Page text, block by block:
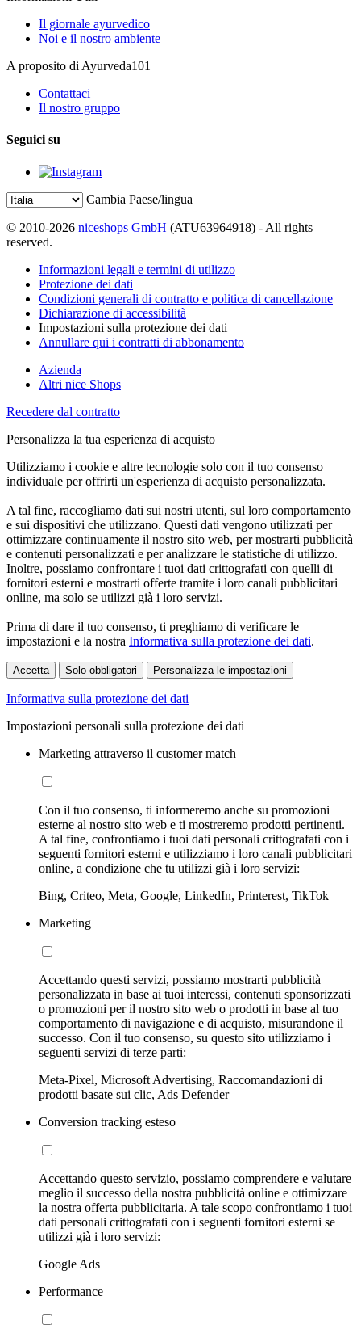
Il giornale ayurvedico
Noi e il nostro ambiente
A proposito di Ayurveda101
Contattaci
Il nostro gruppo
Seguici su
Cambia Paese/lingua
© 2010-2026 niceshops GmbH (ATU63964918) - All rights
reserved.
Informazioni legali e termini di utilizzo
Protezione dei dati
Condizioni generali di contratto e politica di cancellazione
Dichiarazione di accessibilità
Impostazioni sulla protezione dei dati
Annullare qui i contratti di abbonamento
Azienda
Altri nice Shops
Recedere dal contratto
Personalizza la tua esperienza di acquisto
Utilizziamo i cookie e altre tecnologie solo con il tuo consenso
individuale per offrirti un'esperienza di acquisto personalizzata.
A tal fine, raccogliamo dati sui nostri utenti, sul loro comportamento
e sui dispositivi che utilizzano. Questi dati vengono utilizzati per
ottimizzare continuamente il nostro sito web, per mostrarti pubblicità
e contenuti personalizzati e per analizzare le statistiche di utilizzo.
Inoltre, possiamo confrontare i tuoi dati crittografati con quelli di
fornitori esterni e mostrarti offerte tramite i loro canali pubblicitari
online, ma solo se utilizzi già i loro servizi.
Prima di dare il tuo consenso, ti preghiamo di verificare le
impostazioni e la nostra Informativa sulla protezione dei dati.
Accetta Solo obbligatori Personalizza le impostazioni
Informativa sulla protezione dei dati
Impostazioni personali sulla protezione dei dati
Marketing attraverso il customer match
Con il tuo consenso, ti informeremo anche su promozioni
esterne al nostro sito web e ti mostreremo prodotti pertinenti.
A tal fine, confrontiamo i tuoi dati personali crittografati con i
seguenti fornitori esterni e utilizziamo i loro canali pubblicitari
online, a condizione che tu utilizzi già i loro servizi:
Bing, Criteo, Meta, Google, LinkedIn, Printerest, TikTok
Marketing
Accettando questi servizi, possiamo mostrarti pubblicità
personalizzata in base ai tuoi interessi, contenuti sponsorizzati
o promozioni per il nostro sito web o prodotti in base al tuo
comportamento di navigazione e di acquisto, misurandone il
successo. Con il tuo consenso, su questo sito utilizziamo i
seguenti servizi di terze parti:
Meta-Pixel, Microsoft Advertising, Raccomandazioni di
prodotti basate sui clic, Ads Defender
Conversion tracking esteso
Accettando questo servizio, possiamo comprendere e valutare
meglio il successo della nostra pubblicità online e ottimizzare
la nostra offerta pubblicitaria. A tale scopo confrontiamo i tuoi
dati personali crittografati con i seguenti fornitori esterni se
utilizzi già i loro servizi:
Google Ads
Performance